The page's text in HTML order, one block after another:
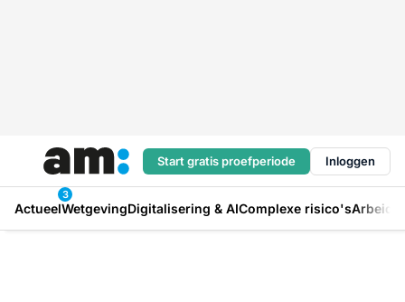
Start gratis proefperiode Inloggen
Actueel
3
WetgevingDigitalisering & AIComplexe risico's